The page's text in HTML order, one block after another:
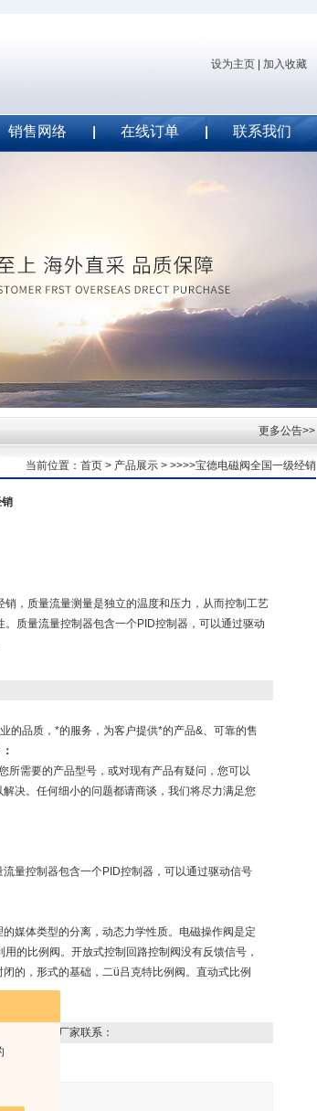
设为主页 加入收藏
销售网络 在线订单 联系我们
更多公告>>
当前位置： 首页 > 产品展示 > >>>>宝德电磁阀全国一级经销
销，质量流量测量是独立的温度和压力，从而控制工艺
。质量流量控制器包含一个PID控制器，可以通过驱动
的品质，*的服务，为客户提供*的产品&、可靠的售
：
所需要的产品型号，或对现有产品有疑问，您可以
决。任何细小的问题都请商谈，我们将尽力满足您
量控制器包含一个PID控制器，可以通过驱动信号
媒体类型的分离，动态力学性质。电磁操作阀是定
的比例阀。开放式控制回路控制阀没有反馈信号，
的，形式的基础，二ü吕克特比例阀。直动式比例
表直接与厂家联系：